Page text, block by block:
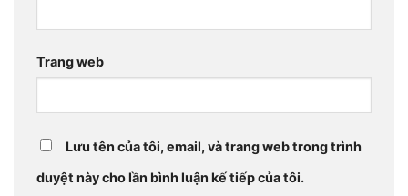
Trang web
Lưu tên của tôi, email, và trang web trong trình
duyệt này cho lần bình luận kế tiếp của tôi.